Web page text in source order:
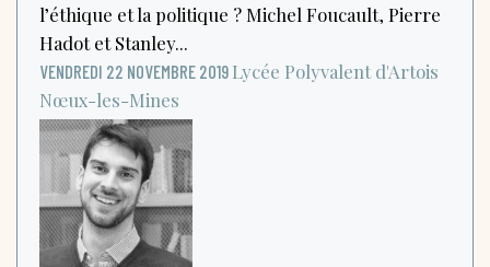
l’éthique et la politique ? Michel Foucault, Pierre
Hadot et Stanley...
VENDREDI 22 NOVEMBRE 2019 Lycée Polyvalent d'Artois
Nœux-les-Mines